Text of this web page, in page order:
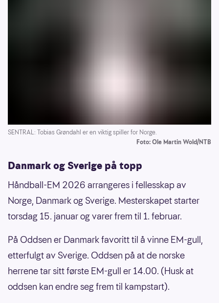
SENTRAL: Tobias Grøndahl er en viktig spiller for Norge.
Foto: Ole Martin Wold/NTB
Danmark og Sverige på topp
Håndball-EM 2026 arrangeres i fellesskap av
Norge, Danmark og Sverige. Mesterskapet starter
torsdag 15. januar og varer frem til 1. februar.
På Oddsen er Danmark favoritt til å vinne EM-gull,
etterfulgt av Sverige. Oddsen på at de norske
herrene tar sitt første EM-gull er 14.00. (Husk at
oddsen kan endre seg frem til kampstart).